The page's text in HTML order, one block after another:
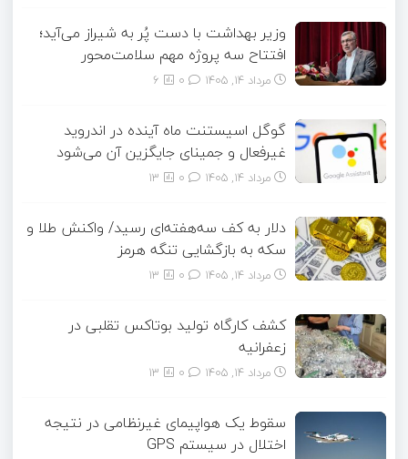
وزیر بهداشت با دست پُر به شیراز می‌آید؛
افتتاح سه پروژه مهم سلامت‌محور
مرداد ۱۴, ۱۴۰۵ 6
گوگل اسیستنت ماه آینده در اندروید
غیرفعال و جمینای جایگزین آن می‌شود
مرداد ۱۴, ۱۴۰۵ 13
دلار به کف سه‌هفته‌ای رسید/ واکنش طلا و
سکه به بازگشایی تنگه هرمز
مرداد ۱۴, ۱۴۰۵ 13
کشف کارگاه تولید بوتاکس تقلبی در
زعفرانیه
مرداد ۱۴, ۱۴۰۵ 13
سقوط یک هواپیمای غیرنظامی در نتیجه
اختلال در سیستم‌ GPS